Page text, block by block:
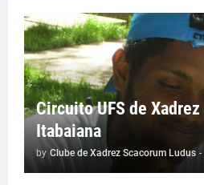
Circuito UFS de
Itabaiana
by Clube de Xadrez Scacorum Ludus -